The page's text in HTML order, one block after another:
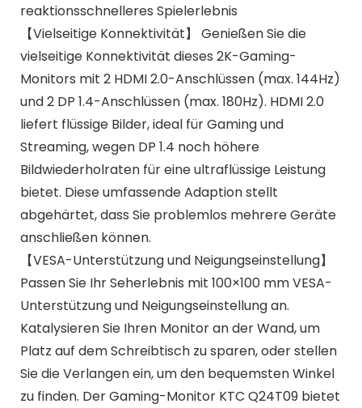
reaktionsschnelleres Spielerlebnis
【Vielseitige Konnektivität】 Genießen Sie die
vielseitige Konnektivität dieses 2K-Gaming-
Monitors mit 2 HDMI 2.0-Anschlüssen (max. 144Hz)
und 2 DP 1.4-Anschlüssen (max. 180Hz). HDMI 2.0
liefert flüssige Bilder, ideal für Gaming und
Streaming, wegen DP 1.4 noch höhere
Bildwiederholraten für eine ultraflüssige Leistung
bietet. Diese umfassende Adaption stellt
abgehärtet, dass Sie problemlos mehrere Geräte
anschließen können.
【VESA-Unterstützung und Neigungseinstellung】
Passen Sie Ihr Seherlebnis mit 100×100 mm VESA-
Unterstützung und Neigungseinstellung an.
Katalysieren Sie Ihren Monitor an der Wand, um
Platz auf dem Schreibtisch zu sparen, oder stellen
Sie die Verlangen ein, um den bequemsten Winkel
zu finden. Der Gaming-Monitor KTC Q24T09 bietet